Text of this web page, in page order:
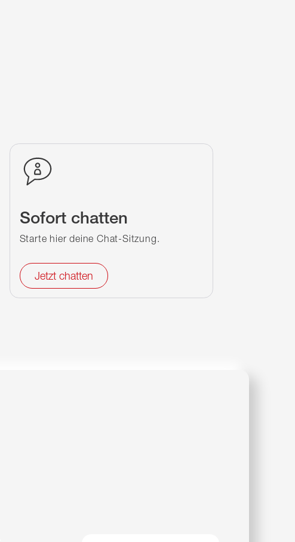
Sofort chatten
Starte hier deine Chat-Sitzung.
Jetzt chatten